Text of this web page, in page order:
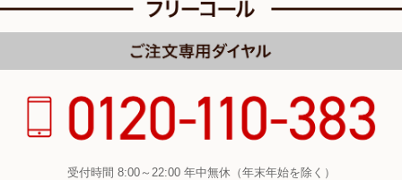
受付時間 8:00～22:00 年中無休（年末年始を除く）